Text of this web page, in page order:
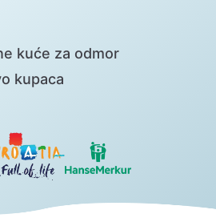
kuće za odmor
kupaca